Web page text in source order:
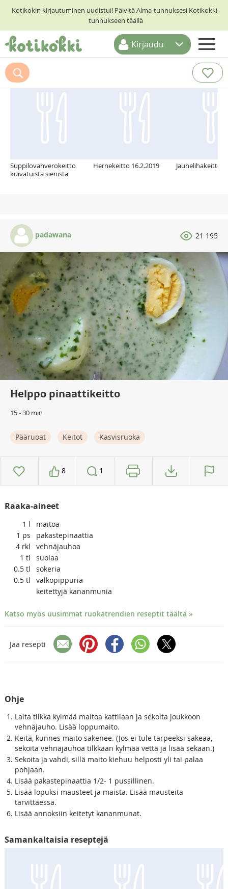
Kotikokin kirjautuminen uudistui! Päivitä Alma-tunnuksesi Kotikokki-
tunnukseen täällä
ETUSIVU
RESEPTIHAKU
Kirjaudu
Suosittelemme myös
Suppilovahverokeitto
kuivatuista sienistä
Hernekeitto 16.2.2019 Jauhelihakeitto
padawana 21 195
Helppo pinaattikeitto
15 - 30 min
Pääruoat Keitot Kasvisruoka
8 1
Raaka-aineet
1 l
maitoa
1 ps
pakastepinaattia
4 rkl
vehnäjauhoa
1 tl
suolaa
0.5 tl
sokeria
0.5 tl
valkopippuria
keitettyjä kananmunia
Katso myös uusimmat ruokatrendien reseptit täältä »
Jaa resepti
Ohje
Laita tilkka kylmää maitoa kattilaan ja sekoita joukkoon
vehnäjauho. Lisää loppumaito.
Keitä, kunnes maito sakenee. (Jos ei tule tarpeeksi sakeaa,
sekoita vehnäjauhoa tilkkaan kylmää vettä ja lisää sekaan.)
Sekoita ja vahdi, sillä maito kiehuu helposti yli tai palaa
pohjaan.
Lisää pakastepinaattia 1/2- 1 pussillinen.
Lisää lopuksi mausteet ja maista. Lisää mausteita
tarvittaessa.
Lisää annoksiin keitetyt kananmunat.
Samankaltaisia reseptejä